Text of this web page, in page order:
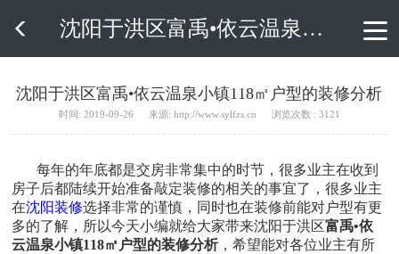
 沈阳于洪区富禹•依云温泉小镇118㎡户型的装修分析
沈阳于洪区富禹•依云温泉小镇118㎡户型的装修分析
时间: 2019-09-26 来源: http://www.sylfzs.cn 浏览次数 : 3121
每年的年底都是交房非常集中的时节，很多业主在收到
房子后都陆续开始准备敲定装修的相关的事宜了，很多业主
在沈阳装修选择非常的谨慎，同时也在装修前能对户型有更
多的了解，所以今天小编就给大家带来沈阳于洪区富禹•依
云温泉小镇118㎡户型的装修分析，希望能对各位业主有所